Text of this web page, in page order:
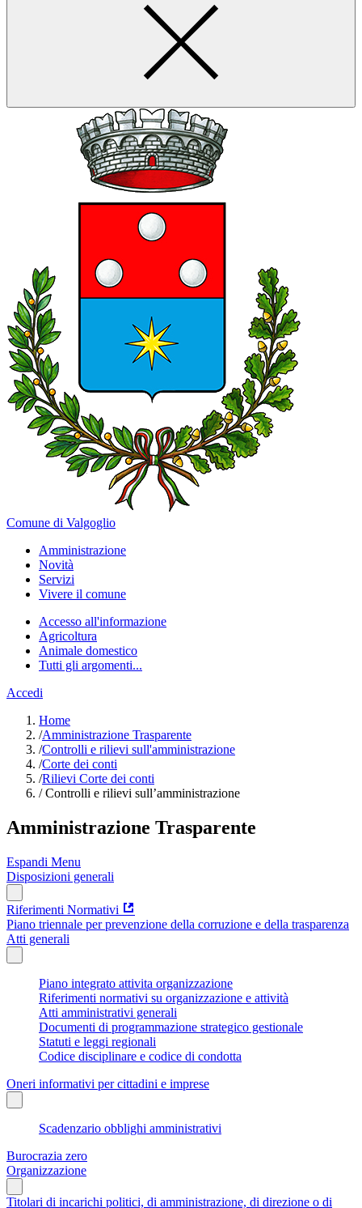
Comune di Valgoglio
Amministrazione
Novità
Servizi
Vivere il comune
Accesso all'informazione
Agricoltura
Animale domestico
Tutti gli argomenti...
Accedi
Home
/Amministrazione Trasparente
/Controlli e rilievi sull'amministrazione
/Corte dei conti
/Rilievi Corte dei conti
/Controlli e rilievi sull’amministrazione
Amministrazione Trasparente
Espandi Menu
Disposizioni generali
Riferimenti Normativi
Piano triennale per prevenzione della corruzione e della trasparenza
Atti generali
Piano integrato attivita organizzazione
Riferimenti normativi su organizzazione e attività
Atti amministrativi generali
Documenti di programmazione strategico gestionale
Statuti e leggi regionali
Codice disciplinare e codice di condotta
Oneri informativi per cittadini e imprese
Scadenzario obblighi amministrativi
Burocrazia zero
Organizzazione
Titolari di incarichi politici, di amministrazione, di direzione o di